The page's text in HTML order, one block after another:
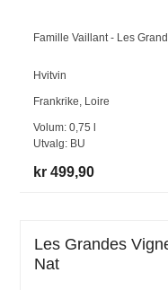
Famille Vaillant - Les
Hvitvin
Frankrike, Loire
Volum:0,75
Utvalg: BU
kr 499,90
Les Grandes
Nat